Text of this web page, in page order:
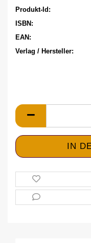
Produkt-Id:
ISBN:
EAN:
Verlag / Hersteller: